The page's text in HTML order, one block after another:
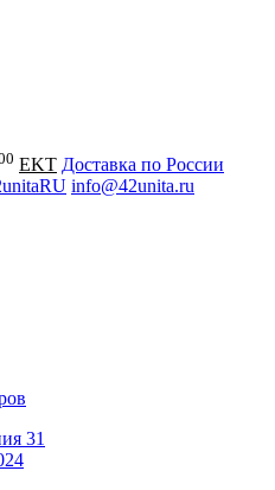
EKT Доставка по России
info@42unita.ru
31